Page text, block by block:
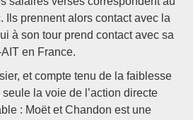
Ils prennent alors contact avec la
à son tour prend contact avec sa
en France.
et compte tenu de la faiblesse
la voie de l’action directe
: Moët et Chandon est une